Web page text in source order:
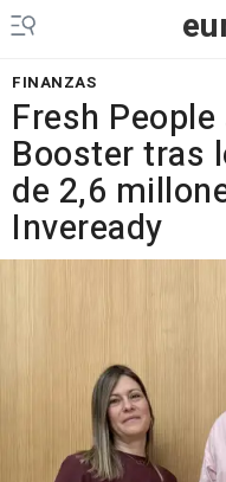
FINANZAS
Fresh
Booster tras
de 2,6
Inveready